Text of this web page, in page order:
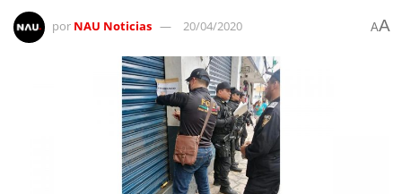
por NAU Noticias 20/04/2020 AA